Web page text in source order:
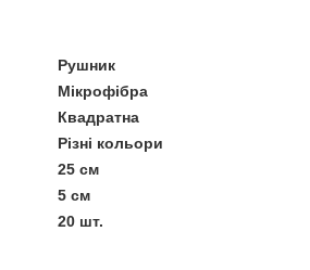
Рушник
Мікрофібра
Квадратна
Різні кольори
25 см
5 см
20 шт.